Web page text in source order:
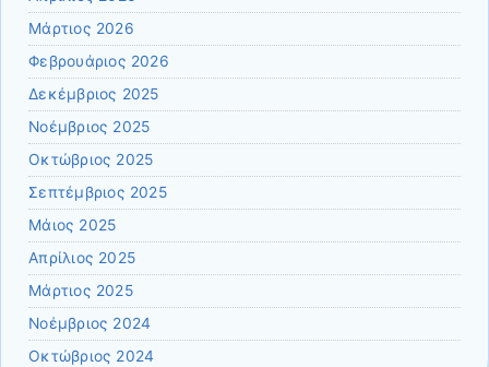
Μάρτιος 2026
Φεβρουάριος 2026
Δεκέμβριος 2025
Νοέμβριος 2025
Οκτώβριος 2025
Σεπτέμβριος 2025
Μάιος 2025
Απρίλιος 2025
Μάρτιος 2025
Νοέμβριος 2024
Οκτώβριος 2024